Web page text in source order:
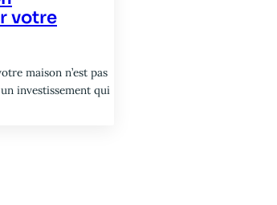
votre
maison n’est pas
investissement qui